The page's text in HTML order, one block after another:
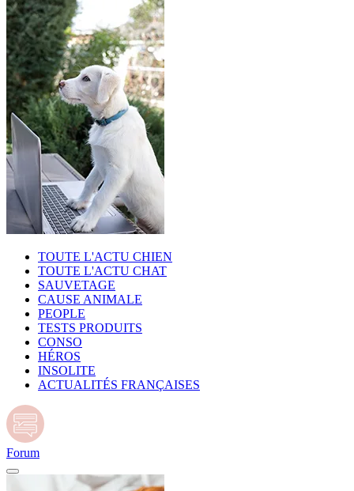
TOUTE L'ACTU CHIEN
TOUTE L'ACTU CHAT
SAUVETAGE
CAUSE ANIMALE
PEOPLE
TESTS PRODUITS
CONSO
HÉROS
INSOLITE
ACTUALITÉS FRANÇAISES
Forum